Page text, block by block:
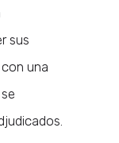
sus
una